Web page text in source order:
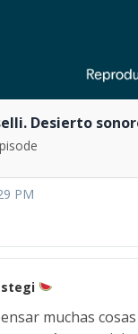
Desierto
PM
muchas